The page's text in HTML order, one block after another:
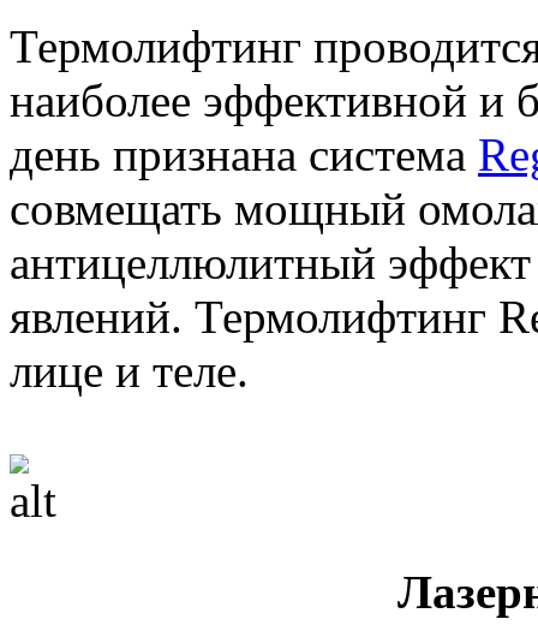
Термолифтинг
наиболее эффективной и
день признана система
совмещать мощный
антицеллюлитный
явлений. Термолифтинг
лице и теле.